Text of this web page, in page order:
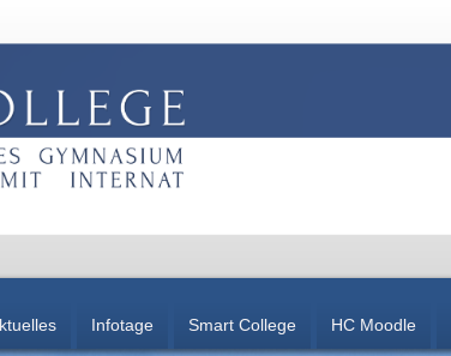
Infotage Smart College HC Moodle